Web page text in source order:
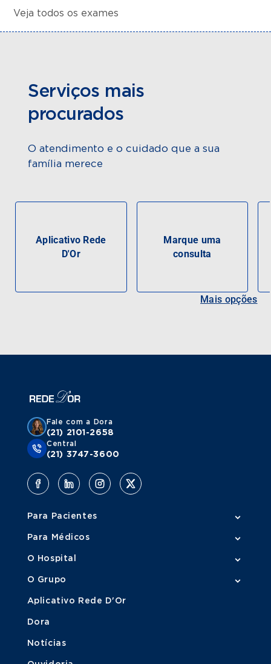
Veja todos os exames
Serviços mais
procurados
O atendimento e o cuidado que a sua
família merece
Aplicativo Rede
D'Or
Marque uma
consulta
Mais opções
Fale com a Dora
(21) 2101-2658
Central
(21) 3747-3600
Para Pacientes
Para Médicos
O Hospital
O Grupo
Aplicativo Rede D'Or
Dora
Notícias